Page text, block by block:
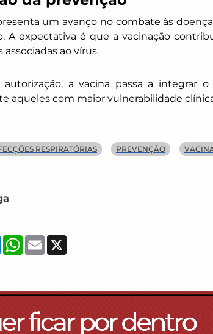
um avanço no combate às
A expectativa é que a vacinação
ao vírus.
a vacina passa a integrar
aqueles com maior vulnerabilidade
RESPIRATÓRIAS PREVENÇÃO
LinkedInWhatsApp
Email